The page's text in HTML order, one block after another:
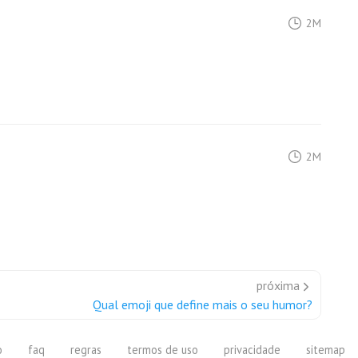
2M
2M
próxima
Qual emoji que define mais o seu humor?
faq regras termos de uso privacidade sitemap